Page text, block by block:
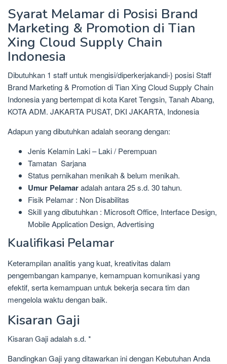
Syarat Melamar di Posisi Brand
Marketing & Promotion di Tian
Xing Cloud Supply Chain
Indonesia
Dibutuhkan 1 staff untuk mengisi/diperkerjakandi-} posisi Staff
Brand Marketing & Promotion di Tian Xing Cloud Supply Chain
Indonesia yang bertempat di kota Karet Tengsin, Tanah Abang,
KOTA ADM. JAKARTA PUSAT, DKI JAKARTA, Indonesia
Adapun yang dibutuhkan adalah seorang dengan:
Jenis Kelamin Laki – Laki / Perempuan
Tamatan Sarjana
Status pernikahan menikah & belum menikah.
Umur Pelamaradalah antara 25 s.d. 30 tahun.
Fisik Pelamar : Non Disabilitas
Skill yang dibutuhkan : Microsoft Office, Interface Design,
Mobile Application Design, Advertising
Kualifikasi Pelamar
Keterampilan analitis yang kuat, kreativitas dalam
pengembangan kampanye, kemampuan komunikasi yang
efektif, serta kemampuan untuk bekerja secara tim dan
mengelola waktu dengan baik.
Kisaran Gaji
Kisaran Gaji adalah s.d. *
Bandingkan Gaji yang ditawarkan ini dengan Kebutuhan Anda